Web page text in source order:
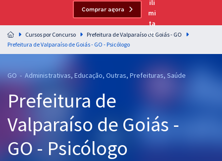
Residências Multiprofissionais
Preparação completa e intensiva para as principais
residências em saúde do Brasil
Cursos 20% OFF
Pós
Graduação
Comprar agora
Cursos por Concurso
Prefeitura de Valparaíso de Goiás - GO
Prefeitura de Valparaíso de Goiás - GO - Psicólogo
GO - Administrativas, Educação, Outras, Prefeituras, Saúde
Prefeitura de
Valparaíso de Goiás -
GO - Psicólogo